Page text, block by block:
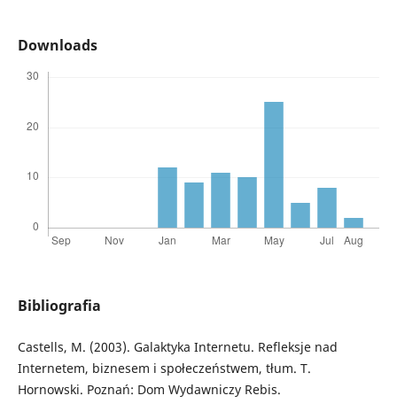
Downloads
Bibliografia
Castells, M. (2003). Galaktyka Internetu. Refleksje nad
Internetem, biznesem i społeczeństwem, tłum. T.
Hornowski. Poznań: Dom Wydawniczy Rebis.